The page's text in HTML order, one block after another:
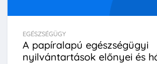
EGÉSZSÉGÜGY
A papíralapú egészségügyi
nyilvántartások előnyei és